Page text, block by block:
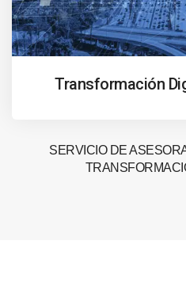
Transformación
SERVICIO DE